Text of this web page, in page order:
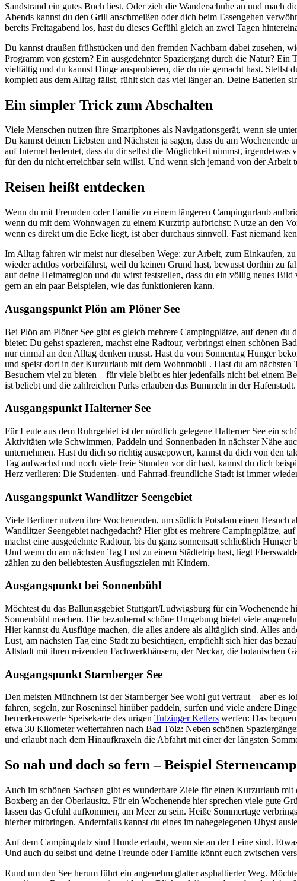
Sandstrand ein gutes Buch liest. Oder zieh die Wanderschuhe an und mach
Abends kannst du den Grill anschmeißen oder dich beim Essengehen
bereits Freitagabend los, hast du dieses Gefühl gleich an zwei Tagen
Du kannst draußen frühstücken und den fremden Nachbarn dabei zusehen,
Programm von gestern? Ein ausgedehnter Spaziergang durch die Natur?
vielfältig und du kannst Dinge ausprobieren, die du nie gemacht hast. Stellst
komplett aus dem Alltag fällst, fühlt sich das viel länger an. Deine Batterien
Ein simpler Trick zum Abschalten
Viele Menschen nutzen ihre Smartphones als Navigationsgerät, wenn sie
Du kannst deinen Liebsten und Nächsten ja sagen, dass du am
auf Internet bedeutet, dass du dir selbst die Möglichkeit nimmst,
für den du nicht erreichbar sein willst. Und wenn sich jemand von der
Reisen heißt entdecken
Wenn du mit Freunden oder Familie zu einem längeren Campingurlaub
wenn du mit dem Wohnwagen zu einem Kurztrip aufbrichst: Nutze an den
wenn es direkt um die Ecke liegt, ist aber durchaus sinnvoll. Fast niemand
Im Alltag fahren wir meist nur dieselben Wege: zur Arbeit, zum Einkaufen,
wieder achtlos vorbeifährst, weil du keinen Grund hast, bewusst dorthin zu
auf deine Heimatregion und du wirst feststellen, dass du ein völlig neues
gern an ein paar Beispielen, wie das funktionieren kann.
Ausgangspunkt Plön am Plöner See
Bei Plön am Plöner See gibt es gleich mehrere Campingplätze, auf denen
bietet: Du gehst spazieren, machst eine Radtour, verbringst einen schönen
nur einmal an den Alltag denken musst. Hast du vom Sonnentag Hunger
und speist dort in der Kurzurlaub mit dem Wohnmobil . Hast du am
Besuchern viel zu bieten – für viele bleibt es hier jedenfalls nicht bei einem
ist beliebt und die zahlreichen Parks erlauben das Bummeln in der Hafenstadt.
Ausgangspunkt Halterner See
Für Leute aus dem Ruhrgebiet ist der nördlich gelegene Halterner See ein
Aktivitäten wie Schwimmen, Paddeln und Sonnenbaden in nächster Nähe
unternehmen. Hast du dich so richtig ausgepowert, kannst du dich von den
Tag aufwachst und noch viele freie Stunden vor dir hast, kannst du dich
Herz verlieren: Die Studenten- und Fahrrad-freundliche Stadt ist immer
Ausgangspunkt Wandlitzer Seengebiet
Viele Berliner nutzen ihre Wochenenden, um südlich Potsdam einen
Wandlitzer Seengebiet nachgedacht? Hier gibt es mehrere Campingplätze,
machst eine ausgedehnte Radtour, bis du ganz sonnensatt schließlich
Und wenn du am nächsten Tag Lust zu einem Städtetrip hast, liegt
zählen zu den beliebtesten Ausflugszielen mit Kindern.
Ausgangspunkt bei Sonnenbühl
Möchtest du das Ballungsgebiet Stuttgart/Ludwigsburg für ein
Sonnenbühl machen. Die bezaubernd schöne Umgebung bietet viele
Hier kannst du Ausflüge machen, die alles andere als alltäglich sind. Alles
Lust, am nächsten Tag eine Stadt zu besichtigen, empfiehlt sich hier das
Altstadt mit ihren reizenden Fachwerkhäusern, der Neckar, die botanischen
Ausgangspunkt Starnberger See
Den meisten Münchnern ist der Starnberger See wohl gut vertraut – aber
fahren, segeln, zur Roseninsel hinüber paddeln, surfen und viele andere
bemerkenswerte Speisekarte des urigen Tutzinger Kellers werfen: Das
etwa 30 Kilometer weiterfahren nach Bad Tölz: Neben schönen
und erlaubt nach dem Hinaufkraxeln die Abfahrt mit einer der längsten
So nah und doch so fern – Beispiel
Auch im schönen Sachsen gibt es wunderbare Ziele für einen Kurzurlaub
Boxberg an der Oberlausitz. Für ein Wochenende hier sprechen viele gute
lassen das Gefühl aufkommen, am Meer zu sein. Heiße Sommertage
hierher mitbringen. Andernfalls kannst du eines im nahegelegenen Uhyst
Auf dem Campingplatz sind Hunde erlaubt, wenn sie an der Leine sind.
Und auch du selbst und deine Freunde oder Familie könnt euch zwischen
Rund um den See herum führt ein angenehm glatter asphaltierter Weg.